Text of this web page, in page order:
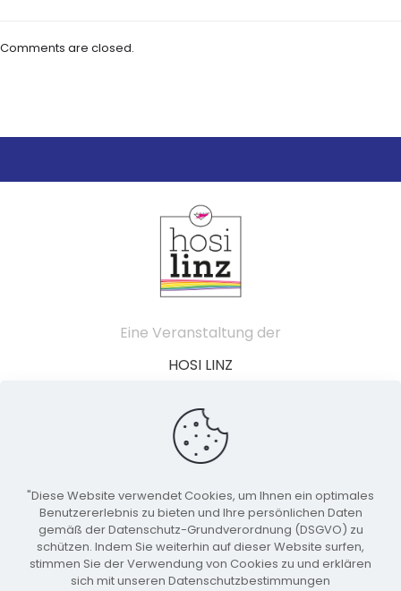
Comments are closed.
Eine Veranstaltung der
HOSI LINZ
4020 Linz
Österreich
linzpride@hosilinz.at
Veranstaltungskalender
Event einreichen
Datenschutzerklärung
"Diese Website verwendet Cookies, um Ihnen ein optimales
Benutzererlebnis zu bieten und Ihre persönlichen Daten
gemäß der Datenschutz-Grundverordnung (DSGVO) zu
schützen. Indem Sie weiterhin auf dieser Website surfen,
stimmen Sie der Verwendung von Cookies zu und erklären
sich mit unseren Datenschutzbestimmungen